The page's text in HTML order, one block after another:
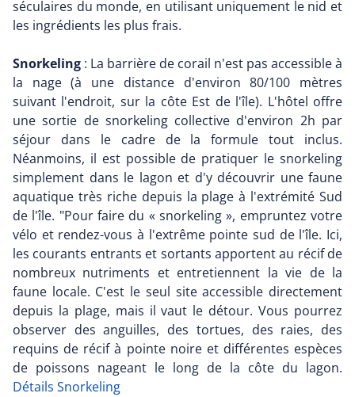
séculaires du monde, en utilisant uniquement le nid et
les ingrédients les plus frais.
Snorkeling : La barrière de corail n'est pas accessible à
la nage (à une distance d'environ 80/100 mètres
suivant l'endroit, sur la côte Est de l'île). L'hôtel offre
une sortie de snorkeling collective d'environ 2h par
séjour dans le cadre de la formule tout inclus.
Néanmoins, il est possible de pratiquer le snorkeling
simplement dans le lagon et d'y découvrir une faune
aquatique très riche depuis la plage à l'extrémité Sud
de l'île. "Pour faire du « snorkeling », empruntez votre
vélo et rendez-vous à l'extrême pointe sud de l'île. Ici,
les courants entrants et sortants apportent au récif de
nombreux nutriments et entretiennent la vie de la
faune locale. C'est le seul site accessible directement
depuis la plage, mais il vaut le détour. Vous pourrez
observer des anguilles, des tortues, des raies, des
requins de récif à pointe noire et différentes espèces
de poissons nageant le long de la côte du lagon.
Détails Snorkeling